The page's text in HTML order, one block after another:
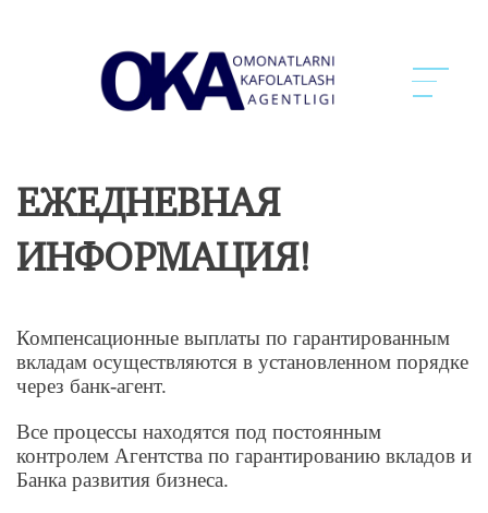
ЕЖЕДНЕВНАЯ
ИНФОРМАЦИЯ!
Компенсационные выплаты по гарантированным
вкладам осуществляются в установленном порядке
через банк-агент.
Все процессы находятся под постоянным
контролем Агентства по гарантированию вкладов и
Банка развития бизнеса.